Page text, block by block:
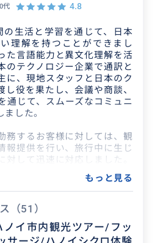
ス】
出展・訪問、事務所・工場・
・同行、市中マーケティン
語、日本語）
社設立、人材募集、会計、プ
など）
が堪能な弊社スタッフから、
ます）
支払い頂きます）
円としています。
、ご相談させて下さい。
代 4.8
生活と学習を通じて、日本
理解を持つことができまし
た言語能力と異文化理解を活
のテクノロジー企業で通訳と
に、現地スタッフと日本のク
し役を果たし、会議や商談、
通じて、スムーズなコミュニ
した。
務するお客様に対しては、観
報提供を行い、旅行中に生じ
対して迅速に対応しました。
確に把握し、最適な解決策を
旅行会社でチームリーダーと
した。私の担当は、日本から
旅行の手配や観光ガイドサー
もっと見る
（51）
ノイ市内観光ツアー/フッ